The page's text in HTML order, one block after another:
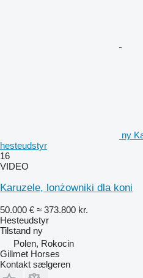
ny
hesteudstyr
16
VIDEO
Karuzele, lonżowniki dla koni
50.000 € ≈ 373.800 kr.
Hesteudstyr
Tilstand ny
Polen, Rokocin
Gillmet Horses
Kontakt sælgeren